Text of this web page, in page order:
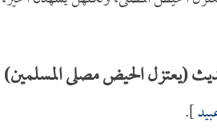
(يعتزل الحيض مصلى المسلمين)
].